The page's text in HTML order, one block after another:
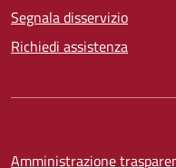
Segnala disservizio
Richiedi assistenza
Amministrazione